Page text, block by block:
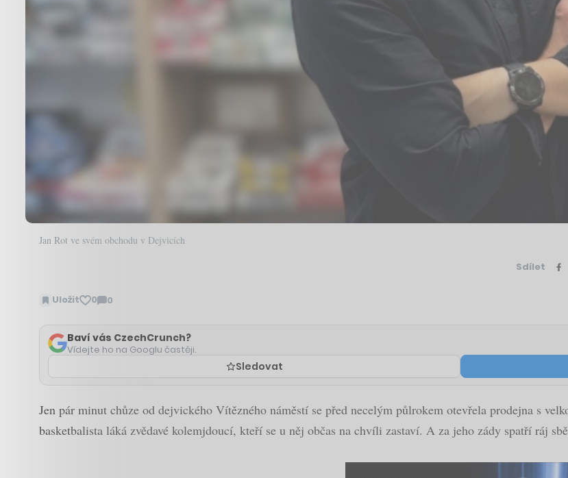
Jan Rot ve svém obchodu v Dejvicích
Sdílet
Uložit 0 0
Zobrazit
Baví vás CzechCrunch?
Vídejte ho na Googlu častěji.
Sledovat
Jen pár minut chůze od dejvického Vítězného náměstí se před necelým půlrokem otevřela prodejna s
basketbalista láká zvědavé kolemjdoucí, kteří se u něj občas na chvíli zastaví. A za jeho zády spatří ráj